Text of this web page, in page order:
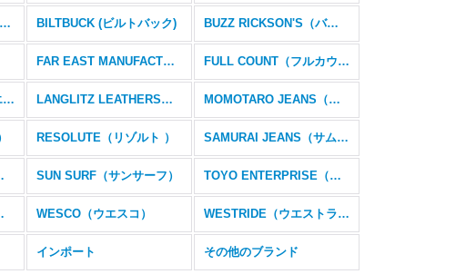
ATTRACTIONS（アトラクションズ） BILTBUCK (ビルトバック) BUZZ RICKSON'S（バズリクソンズ）
FAR EAST MANUFACTURING（ファー イースト マニュファクチャリング） FULL COUNT（フルカウント）
THE H.W. DOG&Co.（エイチダブリュードッグアンドコー） LANGLITZ LEATHERS（ラングリッツレザーズ） MOMOTARO JEANS（桃太郎ジーンズ）
RESOLUTE（リゾルト ） SAMURAI JEANS（サムライジーンズ）
ルチザン） SUN SURF（サンサーフ） TOYO ENTERPRISE（東洋エンタープライズ）
ウス） WESCO（ウエスコ） WESTRIDE（ウエストライド）
インポート その他のブランド